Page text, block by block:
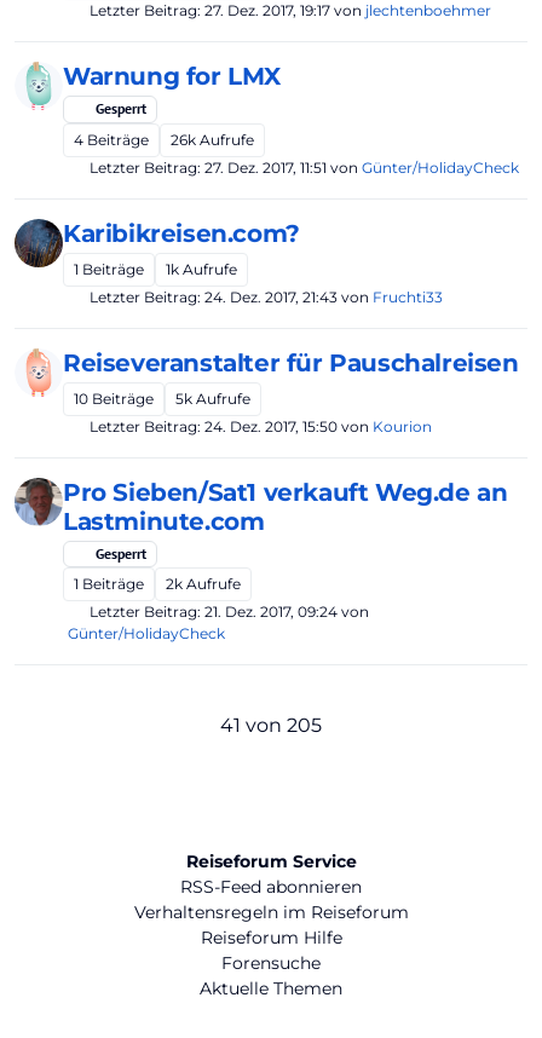
Letzter Beitrag: 27. Dez. 2017, 19:17 von jlechtenboehmer
Warnung for LMX
Gesperrt
4 Beiträge 26k Aufrufe
Letzter Beitrag: 27. Dez. 2017, 11:51 von Günter/HolidayCheck
Karibikreisen.com?
1 Beiträge 1k Aufrufe
Letzter Beitrag: 24. Dez. 2017, 21:43 von Fruchti33
Reiseveranstalter für Pauschalreisen
10 Beiträge 5k Aufrufe
Letzter Beitrag: 24. Dez. 2017, 15:50 von Kourion
Pro Sieben/Sat1 verkauft Weg.de an
Lastminute.com
Gesperrt
1 Beiträge 2k Aufrufe
Letzter Beitrag: 21. Dez. 2017, 09:24 von
Günter/HolidayCheck
41 von 205
Reiseforum Service
RSS-Feed abonnieren
Verhaltensregeln im Reiseforum
Reiseforum Hilfe
Forensuche
Aktuelle Themen